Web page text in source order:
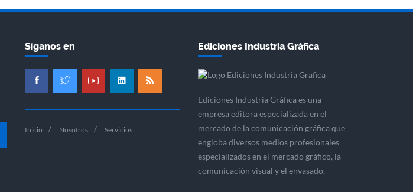
Síganos en
Inicio Nosotros Servicios
Ediciones Industria Gráfica
Ediciones Industria Gráfica es una
empresa editora especializada en el
mercado de la comunicación gráfica que
engloba diversos medios profesionales
especializados en el mercado gráfico, la
comunicación visual y el envasado.